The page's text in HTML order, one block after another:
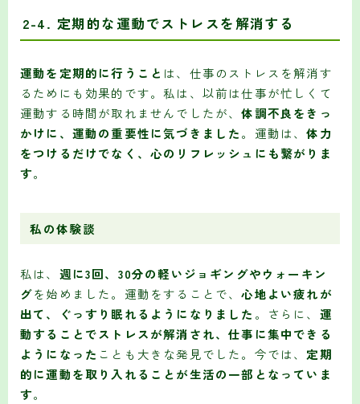
2-4. 定期的な運動でストレスを解消する
運動を定期的に行うこと は、仕事のストレスを解消す
るためにも効果的です。私は、以前は仕事が忙しくて
運動する時間が取れませんでしたが、体調不良をきっ
かけに、運動の重要性に気づきました。運動は、体力
をつけるだけでなく、心のリフレッシュにも繋がりま
す。
私の体験談
私は、 週に3回、30分の軽いジョギングやウォーキン
グを始めました。運動をすることで、心地よい疲れが
出て、ぐっすり眠れるようになりました 。さらに、 運
動することでストレスが解消され、仕事に集中できる
ようになった ことも大きな発見でした。今では、定期
的に運動を取り入れることが生活の一部となっていま
す。